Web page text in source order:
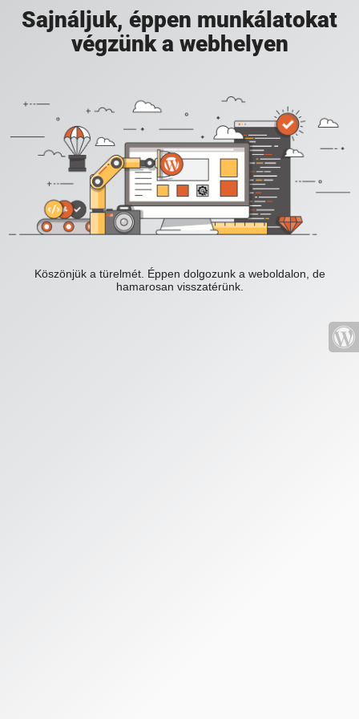
Sajnáljuk, éppen munkálatokat
végzünk a webhelyen
Köszönjük a türelmét. Éppen dolgozunk a weboldalon, de
hamarosan visszatérünk.